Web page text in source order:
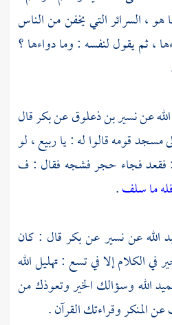
، السرائر التي يخفن من الناس
، ثم يقول لنفسه : وما دواءها ؟
عننسير بن ذعلوقعنبكرقال
مسجد قومه قالوا له : ياربيع، لو
: فقعد فجاء حجر فشجه فقال : ف
ما سلف.
اللهعننسيرعنبكرقال : كان
في الكلام إلا في تسع : تهليل الله
الله وسؤالك الخير وتعوذك من
المنكر وقراءتك القرآن .